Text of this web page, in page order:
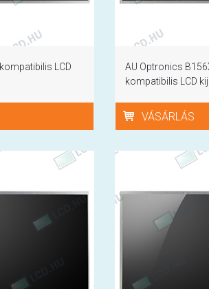
LCD
AU Optronics
kompatibilis LCD
VÁSÁRLÁS